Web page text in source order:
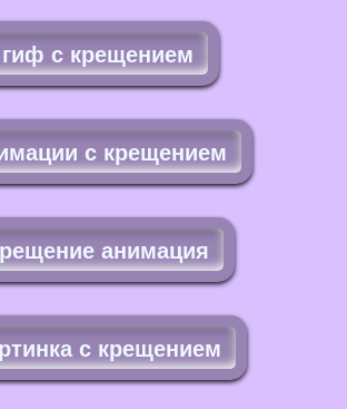
гиф с крещением
с крещением
анимация
с крещением